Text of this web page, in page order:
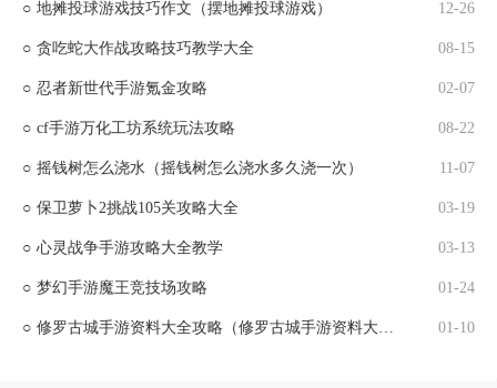
○ 地摊投球游戏技巧作文（摆地摊投球游戏） 12-26
○ 贪吃蛇大作战攻略技巧教学大全 08-15
○ 忍者新世代手游氪金攻略 02-07
○ cf手游万化工坊系统玩法攻略 08-22
○ 摇钱树怎么浇水（摇钱树怎么浇水多久浇一次） 11-07
○ 保卫萝卜2挑战105关攻略大全 03-19
○ 心灵战争手游攻略大全教学 03-13
○ 梦幻手游魔王竞技场攻略 01-24
○ 修罗古城手游资料大全攻略（修罗古城手游资料大全攻略图文） 01-10